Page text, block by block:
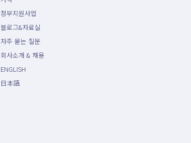
정부지원사업
블로그&자료실
자주 묻는 질문
회사소개 & 채용
ENGLISH
日本語